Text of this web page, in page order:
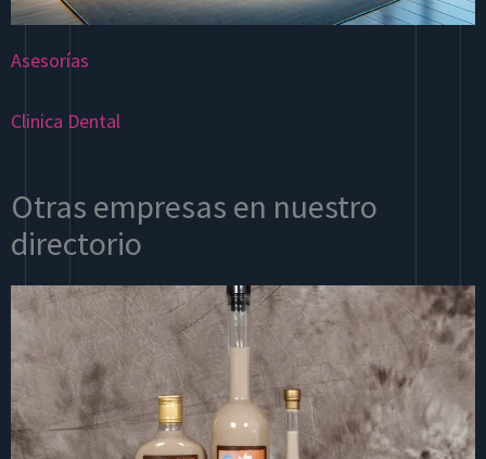
Asesorías
Clinica Dental
Otras empresas en nuestro
directorio